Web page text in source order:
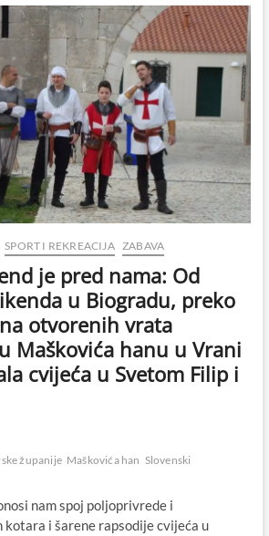
SPORT I REKREACIJA ZABAVA
je pred nama: Od
u Biogradu, preko
otvorenih vrata
Maškovića hanu u Vrani
cvijeća u Svetom Filip i
županije Maškovića han Slovenski
nam spoj poljoprivrede i
i šarene rapsodije cvijeća u